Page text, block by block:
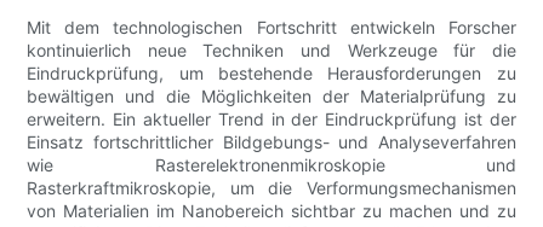
Mit dem technologischen Fortschritt entwickeln Forscher
kontinuierlich neue Techniken und Werkzeuge für die
Eindruckprüfung, um bestehende Herausforderungen zu
bewältigen und die Möglichkeiten der Materialprüfung zu
erweitern. Ein aktueller Trend in der Eindruckprüfung ist der
Einsatz fortschrittlicher Bildgebungs- und Analyseverfahren
wie Rasterelektronenmikroskopie und
Rasterkraftmikroskopie, um die Verformungsmechanismen
von Materialien im Nanobereich sichtbar zu machen und zu